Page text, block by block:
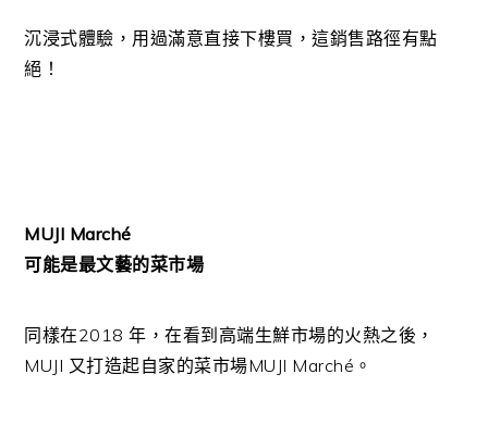
沉浸式體驗，用過滿意直接下樓買，這銷售路徑有點
絕！
MUJI Marché
可能是最文藝的菜市場
同樣在2018 年，在看到高端生鮮市場的火熱之後，
MUJI 又打造起自家的菜市場MUJI Marché。